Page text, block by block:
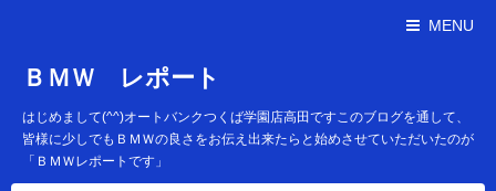
MENU
ＢＭＷ レポート
はじめまして(^^)オートバンクつくば学園店高田ですこのブログを通して、
皆様に少しでもＢＭＷの良さをお伝え出来たらと始めさせていただいたのが
「ＢＭＷレポートです」